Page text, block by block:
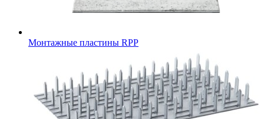
Монтажные пластины RPP